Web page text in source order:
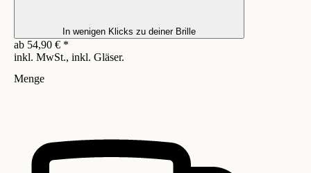
In wenigen Klicks zu deiner Brille
ab 54,90 € *
inkl. MwSt., inkl. Gläser.
Menge